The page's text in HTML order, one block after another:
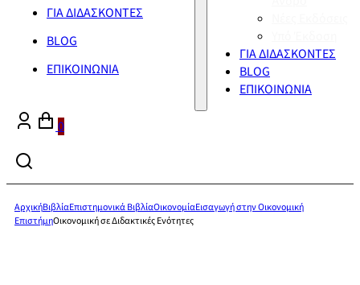
ΓΙΑ ΔΙΔΑΣΚΟΝΤΕΣ
BLOG
ΕΠΙΚΟΙΝΩΝΙΑ
ΓΙΑ ΔΙΔΑΣΚΟΝΤΕΣ
BLOG
ΕΠΙΚΟΙΝΩΝΙΑ
0
ΑρχικήΒιβλίαΕπιστημονικά ΒιβλίαΟικονομίαΕισαγωγή στην Οικονομική
ΕπιστήμηΟικονομική σε Διδακτικές Ενότητες